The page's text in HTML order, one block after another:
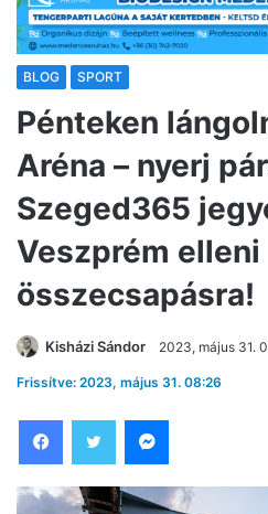
BLOG SPORT
Pénteken
Aréna – nyerj
Szeged365
Veszprém elleni
összecsapásra!
Kisházi Sándor 2023, május 31.
Frissítve: 2023, május 31. 08:26